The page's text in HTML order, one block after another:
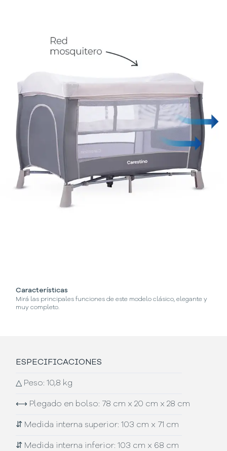
Características
Mirá las principales funciones de este modelo clásico, elegante y
muy completo.
ESPECIFICACIONES
△ Peso: 10,8 kg
⟷ Plegado en bolso: 78 cm x 20 cm x 28 cm
⇵ Medida interna superior: 103 cm x 71 cm
⇵ Medida interna inferior: 103 cm x 68 cm